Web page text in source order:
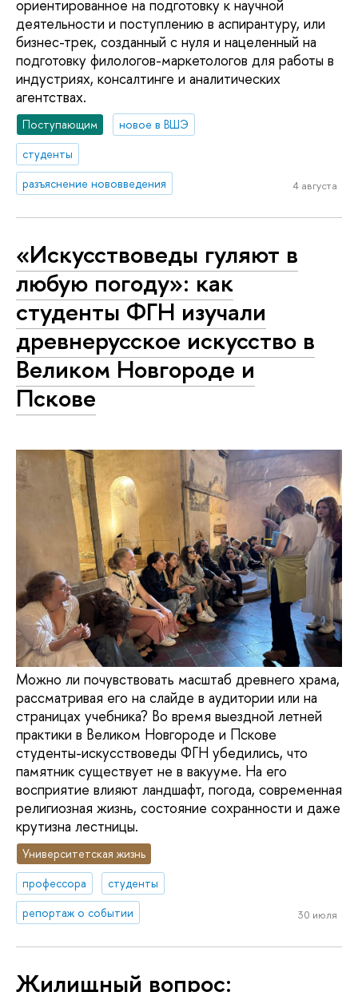
ориентированное на подготовку к научной
деятельности и поступлению в аспирантуру, или
бизнес-трек, созданный с нуля и нацеленный на
подготовку филологов-маркетологов для работы в
индустриях, консалтинге и аналитических
агентствах.
Поступающим
новое в ВШЭ
студенты
разъяснение нововведения
4 августа
«Искусствоведы гуляют в
любую погоду»: как
студенты ФГН изучали
древнерусское искусство в
Великом Новгороде и
Пскове
Можно ли почувствовать масштаб древнего храма,
рассматривая его на слайде в аудитории или на
страницах учебника? Во время выездной летней
практики в Великом Новгороде и Пскове
студенты-искусствоведы ФГН убедились, что
памятник существует не в вакууме. На его
восприятие влияют ландшафт, погода, современная
религиозная жизнь, состояние сохранности и даже
крутизна лестницы.
Университетская жизнь
профессора
студенты
репортаж о событии
30 июля
Жилищный вопрос: